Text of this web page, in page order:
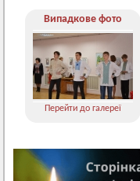
Випадкове фото
Перейти до галереї